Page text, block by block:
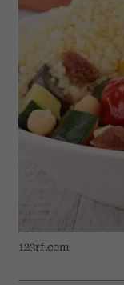
123rf.com